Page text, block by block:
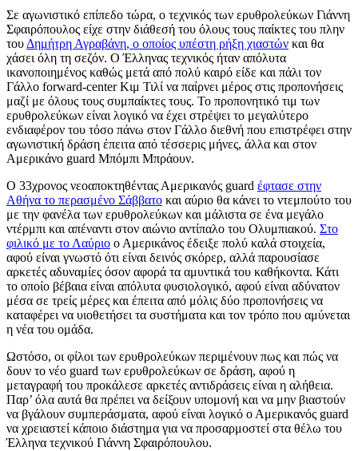
Σε αγωνιστικό επίπεδο τώρα, ο τεχνικός των ερυθρολεύκων Γιάννη
Σφαιρόπουλος είχε στην διάθεσή του όλους τους παίκτες του πλην
του Δημήτρη Αγραβάνη, ο οποίος υπέστη ρήξη χιαστών και θα
χάσει όλη τη σεζόν. Ο Έλληνας τεχνικός ήταν απόλυτα
ικανοποιημένος καθώς μετά από πολύ καιρό είδε και πάλι τον
Γάλλο forward-center Κιμ Τιλί να παίρνει μέρος στις προπονήσεις
μαζί με όλους τους συμπαίκτες τους. Το προπονητικό τιμ των
ερυθρολεύκων είναι λογικό να έχει στρέψει το μεγαλύτερο
ενδιαφέρον του τόσο πάνω στον Γάλλο διεθνή που επιστρέφει στην
αγωνιστική δράση έπειτα από τέσσερις μήνες, άλλα και στον
Αμερικάνο guard Μπόμπι Μπράουν.
Ο 33χρονος νεοαποκτηθέντας Αμερικανός guard έφτασε στην
Αθήνα το περασμένο Σάββατο και αύριο θα κάνει το ντεμπούτο του
με την φανέλα των ερυθρολεύκων και μάλιστα σε ένα μεγάλο
ντέρμπι και απέναντι στον αιώνιο αντίπαλο του Ολυμπιακού. Στο
φιλικό με το Λαύριο ο Αμερικάνος έδειξε πολύ καλά στοιχεία,
αφού είναι γνωστό ότι είναι δεινός σκόρερ, αλλά παρουσίασε
αρκετές αδυναμίες όσον αφορά τα αμυντικά του καθήκοντα. Κάτι
το οποίο βέβαια είναι απόλυτα φυσιολογικό, αφού είναι αδύνατον
μέσα σε τρείς μέρες και έπειτα από μόλις δύο προπονήσεις να
καταφέρει να υιοθετήσει τα συστήματα και τον τρόπο που αμύνεται
η νέα του ομάδα.
Ωστόσο, οι φίλοι των ερυθρολεύκων περιμένουν πως και πώς να
δουν το νέο guard των ερυθρολεύκων σε δράση, αφού η
μεταγραφή του προκάλεσε αρκετές αντιδράσεις είναι η αλήθεια.
Παρ’ όλα αυτά θα πρέπει να δείξουν υπομονή και να μην βιαστούν
να βγάλουν συμπεράσματα, αφού είναι λογικό ο Αμερικανός guard
να χρειαστεί κάποιο διάστημα για να προσαρμοστεί στα θέλω του
Έλληνα τεχνικού Γιάννη Σφαιρόπουλου.